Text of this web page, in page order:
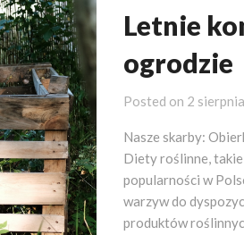
Letnie
ogrodzie
Posted on 2
Nasze skarby:
Diety roślinne, takie
popularności w
warzyw do
produktów